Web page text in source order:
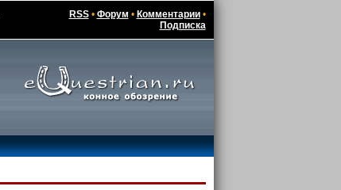
RSS• Форум • Комментарии•
Подписка